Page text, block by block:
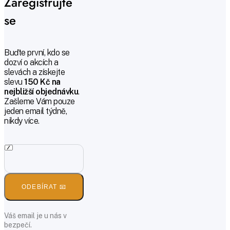
se
Buďte první, kdo se
dozví o akcích a
slevách a získejte
slevu150 Kč na
nejbližší objednávku.
Zašleme Vám pouze
jeden email týdně,
nikdy více.
ODEBÍRAT 📧
Váš email je u nás v
bezpečí.